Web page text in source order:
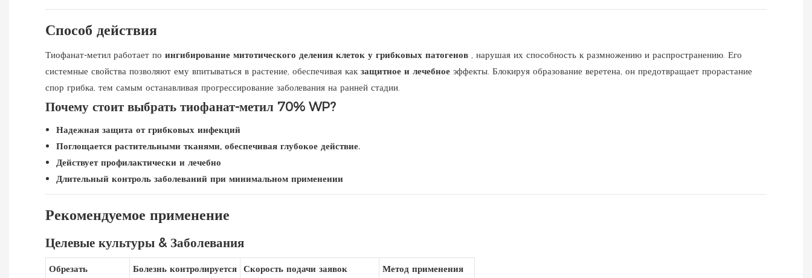
Способ действия
Тиофанат-метил работает по ингибирование митотического деления клеток у грибковых патогенов , нарушая их способность к размножению и распространению. Его
системные свойства позволяют ему впитываться в растение, обеспечивая как защитное и лечебное эффекты. Блокируя образование веретена, он предотвращает прорастание
спор грибка, тем самым останавливая прогрессирование заболевания на ранней стадии.
Почему стоит выбрать тиофанат-метил 70% WP?
Надежная защита от грибковых инфекций
Поглощается растительными тканями, обеспечивая глубокое действие.
Действует профилактически и лечебно
Длительный контроль заболеваний при минимальном применении
Рекомендуемое применение
Целевые культуры & Заболевания
Обрезать Болезнь контролируется Скорость подачи заявок
Метод применения